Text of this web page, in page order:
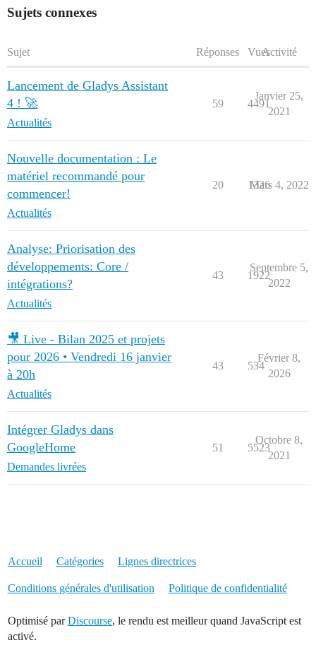
Sujets connexes
Sujet Réponses VuesActivité
Lancement de Gladys Assistant
4 ! 🚀
Actualités
59 4491
Janvier 25,
2021
Nouvelle documentation : Le
matériel recommandé pour
commencer!
Actualités
20 1326
Mars 4, 2022
Analyse: Priorisation des
développements: Core /
intégrations?
Actualités
43 1922
Septembre 5,
2022
🎥 Live - Bilan 2025 et projets
pour 2026 • Vendredi 16 janvier
à 20h
Actualités
43 534
Février 8,
2026
Intégrer Gladys dans
GoogleHome
Demandes livrées
51 5523
Octobre 8,
2021
Accueil Catégories Lignes directrices
Conditions générales d'utilisation Politique de confidentialité
Optimisé parDiscourse, le rendu est meilleur quand JavaScript est
activé.